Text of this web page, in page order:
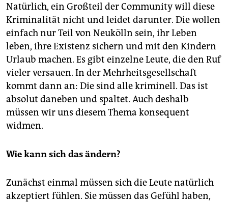
Natürlich, ein Großteil der Community will diese
Kriminalität nicht und leidet darunter. Die wollen
einfach nur Teil von Neukölln sein, ihr Leben
leben, ihre Existenz sichern und mit den Kindern
Urlaub machen. Es gibt einzelne Leute, die den Ruf
vieler versauen. In der Mehrheitsgesellschaft
kommt dann an: Die sind alle kriminell. Das ist
absolut daneben und spaltet. Auch deshalb
müssen wir uns diesem Thema konsequent
widmen.
Wie kann sich das ändern?
Zunächst einmal müssen sich die Leute natürlich
akzeptiert fühlen. Sie müssen das Gefühl haben,